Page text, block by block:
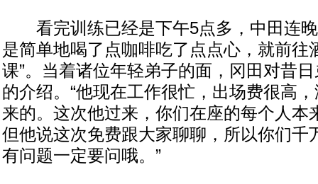
看完训练已经是下午5点多，中田连晚
是简单地喝了点咖啡吃了点点心，就前往
课”。当着诸位年轻弟子的面，冈田对昔
的介绍。“他现在工作很忙，出场费很高
来的。这次他过来，你们在座的每个人本
但他说这次免费跟大家聊聊，所以你们千
有问题一定要问哦。”